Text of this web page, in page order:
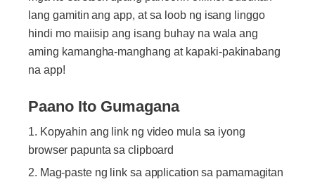
lang gamitin ang app, at sa loob ng isang linggo
hindi mo maiisip ang isang buhay na wala ang
aming kamangha-manghang at kapaki-pakinabang
na app!
Paano Ito Gumagana
Kopyahin ang link ng video mula sa iyong
browser papunta sa clipboard
Mag-paste ng link sa application sa pamamagitan